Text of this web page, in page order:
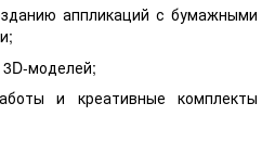
аппликаций с бумажными
моделей;
и креативные комплекты